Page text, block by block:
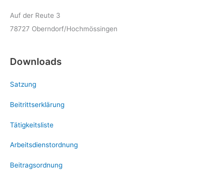
Auf der Reute 3
78727 Oberndorf/Hochmössingen
Downloads
Satzung
Beitrittserklärung
Tätigkeitsliste
Arbeitsdienstordnung
Beitragsordnung